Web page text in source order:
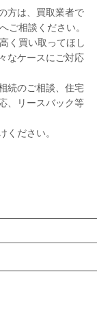
方は、買取業者で
ご相談ください。
く買い取ってほし
なケースにご対応
続のご相談、住宅
、リースバック等
ください。